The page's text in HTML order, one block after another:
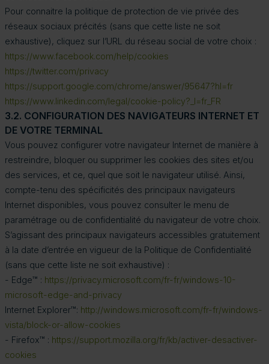
Pour connaitre la politique de protection de vie privée des
réseaux sociaux précités (sans que cette liste ne soit
exhaustive), cliquez sur l’URL du réseau social de votre choix :
https://www.facebook.com/help/cookies
https://twitter.com/privacy
https://support.google.com/chrome/answer/95647?hl=fr
https://www.linkedin.com/legal/cookie-policy?_l=fr_FR
3.2. CONFIGURATION DES NAVIGATEURS INTERNET ET
DE VOTRE TERMINAL
Vous pouvez configurer votre navigateur Internet de manière à
restreindre, bloquer ou supprimer les cookies des sites et/ou
des services, et ce, quel que soit le navigateur utilisé. Ainsi,
compte-tenu des spécificités des principaux navigateurs
Internet disponibles, vous pouvez consulter le menu de
paramétrage ou de confidentialité du navigateur de votre choix.
S’agissant des principaux navigateurs accessibles gratuitement
à la date d’entrée en vigueur de la Politique de Confidentialité
(sans que cette liste ne soit exhaustive) :
- Edge™ : https://privacy.microsoft.com/fr-fr/windows-10-
microsoft-edge-and-privacy
Internet Explorer™: http://windows.microsoft.com/fr-fr/windows-
vista/block-or-allow-cookies
- Firefox™ : https://support.mozilla.org/fr/kb/activer-desactiver-
cookies